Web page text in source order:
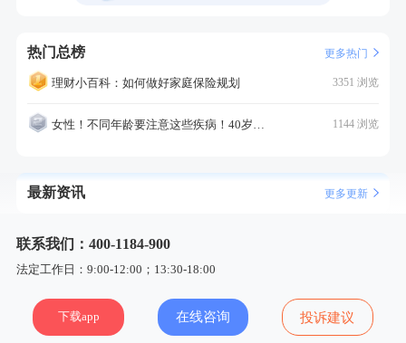
热门总榜 更多热门
理财小百科：如何做好家庭保险规划 3351 浏览
女性！不同年龄要注意这些疾病！40岁的这个疾病最需要注意！ 1144 浏览
最新资讯 更多更新
联系我们：400-1184-900
法定工作日：9:00-12:00；13:30-18:00
下载app 在线咨询 投诉建议